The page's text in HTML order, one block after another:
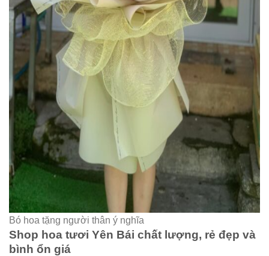
Bó hoa tặng người thân ý nghĩa
Shop hoa tươi Yên Bái chất lượng, rẻ đẹp và
bình ổn giá